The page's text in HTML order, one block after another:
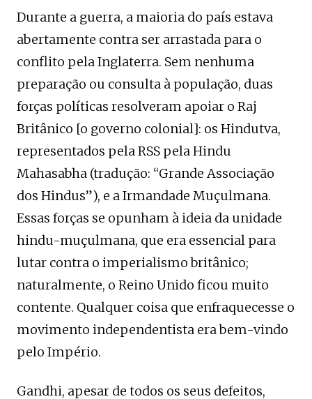
Durante a guerra, a maioria do país estava
abertamente contra ser arrastada para o
conflito pela Inglaterra. Sem nenhuma
preparação ou consulta à população, duas
forças políticas resolveram apoiar o Raj
Britânico [o governo colonial]: os Hindutva,
representados pela RSS pela Hindu
Mahasabha (tradução: “Grande Associação
dos Hindus”), e a Irmandade Muçulmana.
Essas forças se opunham à ideia da unidade
hindu-muçulmana, que era essencial para
lutar contra o imperialismo britânico;
naturalmente, o Reino Unido ficou muito
contente. Qualquer coisa que enfraquecesse o
movimento independentista era bem-vindo
pelo Império.
Gandhi, apesar de todos os seus defeitos,